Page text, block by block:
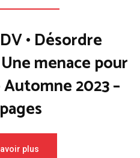
• Désordre
menace pour
2023 –
plus